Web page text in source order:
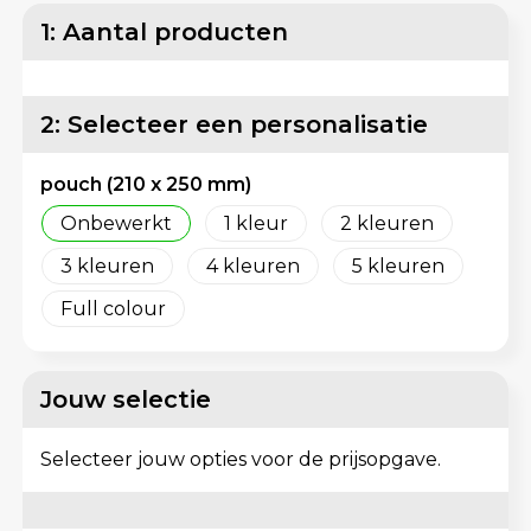
Opvouwbare tassen
Papieren tassen
Picknicktassen en manden
Promotietassen bedrukken
Rugzakken
Schorten en Sloven
Sweaters
T-Shirts
Veiligheidsvesten en Veiligheidshesjes
1: Aantal producten
2: Selecteer een personalisatie
pouch (210 x 250 mm)
Onbewerkt
1
2
3
4
5
Full colour
Jouw selectie
Selecteer jouw opties voor de prijsopgave.